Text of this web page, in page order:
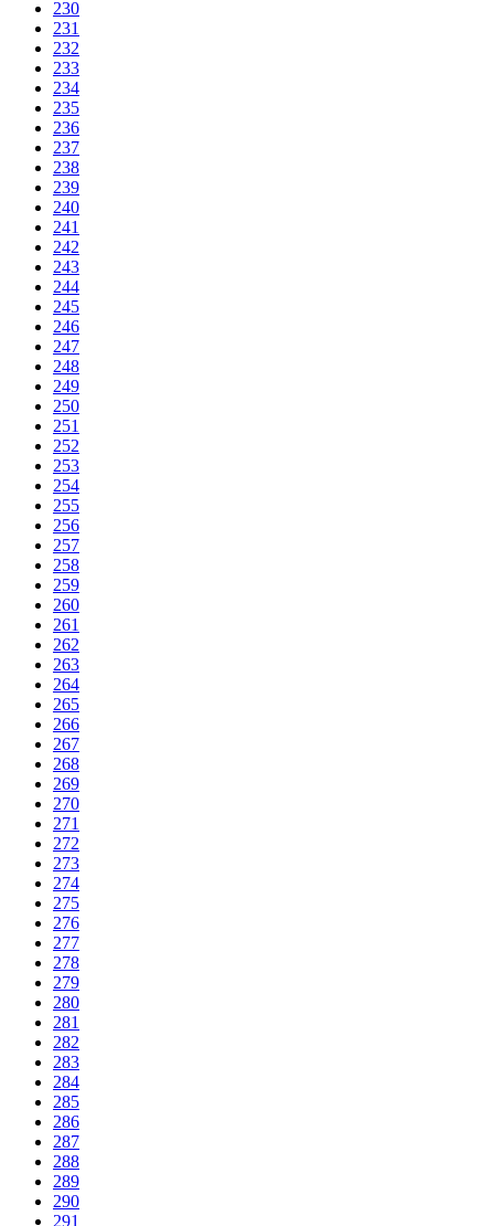
230
231
232
233
234
235
236
237
238
239
240
241
242
243
244
245
246
247
248
249
250
251
252
253
254
255
256
257
258
259
260
261
262
263
264
265
266
267
268
269
270
271
272
273
274
275
276
277
278
279
280
281
282
283
284
285
286
287
288
289
290
291